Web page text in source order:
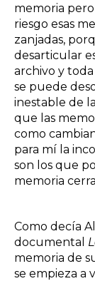
memoria
riesgo esas
zanjadas,
desarticular
archivo y
se puede
inestable de
que las
como
para mí la
son los que
memoria
Como decía
documental
memoria de
se empieza a